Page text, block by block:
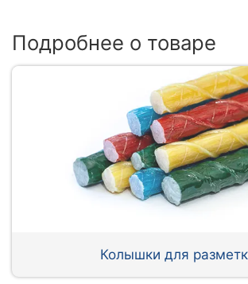
Подробнее о товаре
Колышки для